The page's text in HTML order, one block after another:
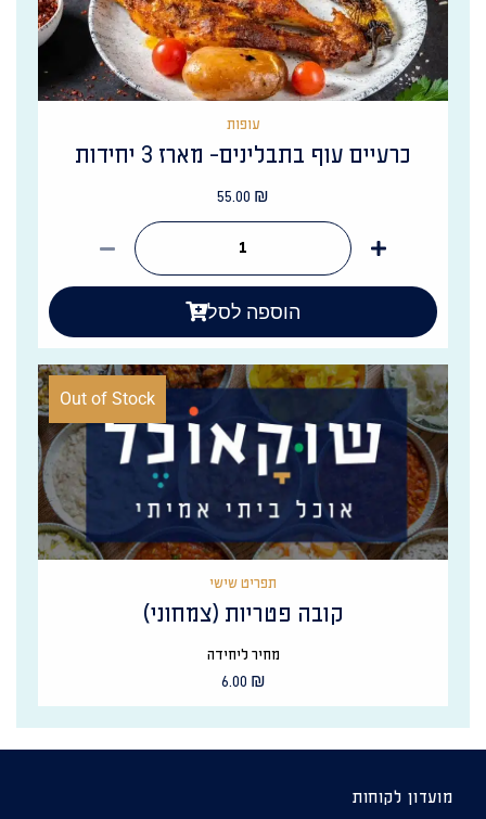
עופות
כרעיים עוף בתבלינים- מארז 3 יחידות
55.00 ₪
הוספה לסל
Out of Stock
תפריט שישי
קובה פטריות (צמחוני)
מחיר ליחידה
6.00 ₪
מועדון לקוחות